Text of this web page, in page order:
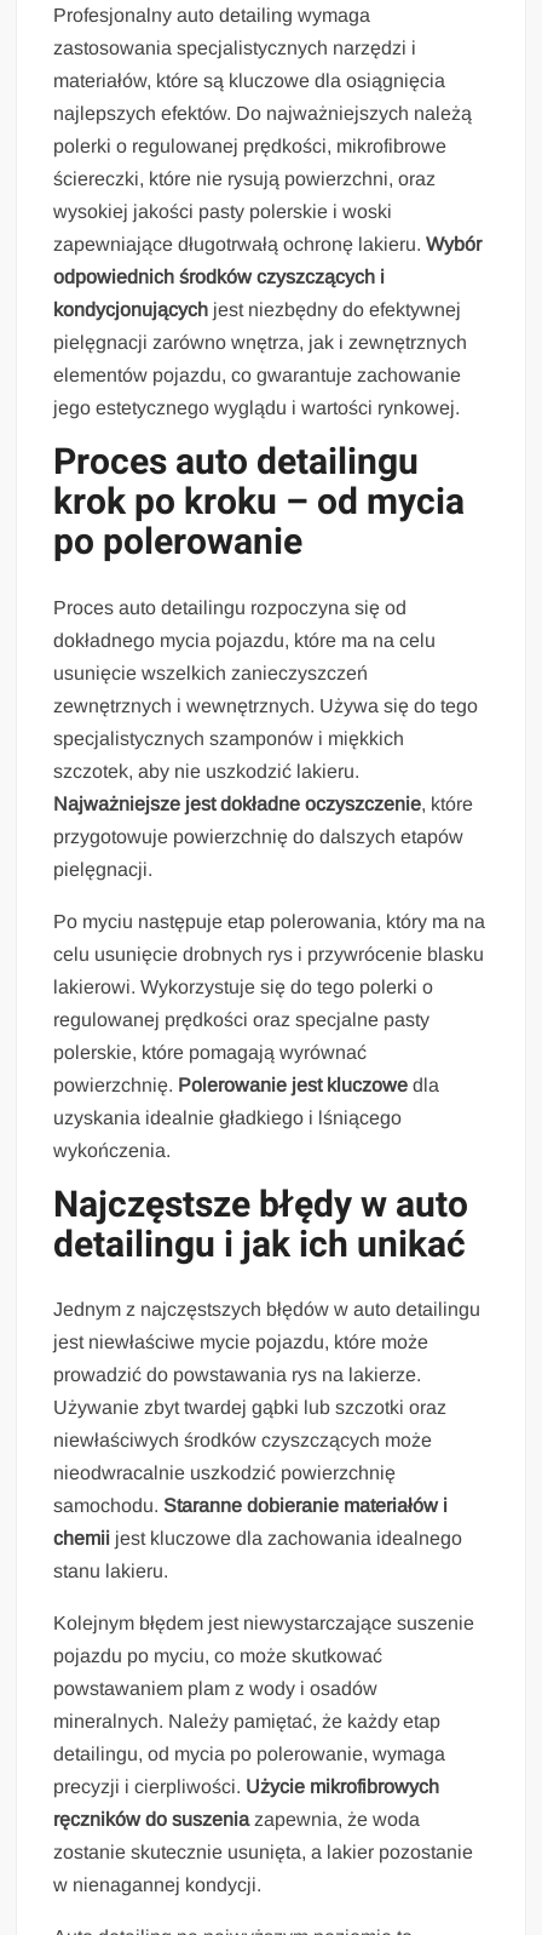
Profesjonalny auto detailing wymaga
zastosowania specjalistycznych narzędzi i
materiałów, które są kluczowe dla osiągnięcia
najlepszych efektów. Do najważniejszych należą
polerki o regulowanej prędkości, mikrofibrowe
ściereczki, które nie rysują powierzchni, oraz
wysokiej jakości pasty polerskie i woski
zapewniające długotrwałą ochronę lakieru.Wybór
odpowiednich środków czyszczących i
kondycjonujących jest niezbędny do efektywnej
pielęgnacji zarówno wnętrza, jak i zewnętrznych
elementów pojazdu, co gwarantuje zachowanie
jego estetycznego wyglądu i wartości rynkowej.
Proces auto detailingu
krok po kroku – od mycia
po polerowanie
Proces auto detailingu rozpoczyna się od
dokładnego mycia pojazdu, które ma na celu
usunięcie wszelkich zanieczyszczeń
zewnętrznych i wewnętrznych. Używa się do tego
specjalistycznych szamponów i miękkich
szczotek, aby nie uszkodzić lakieru.
Najważniejsze jest dokładne oczyszczenie, które
przygotowuje powierzchnię do dalszych etapów
pielęgnacji.
Po myciu następuje etap polerowania, który ma na
celu usunięcie drobnych rys i przywrócenie blasku
lakierowi. Wykorzystuje się do tego polerki o
regulowanej prędkości oraz specjalne pasty
polerskie, które pomagają wyrównać
powierzchnię. Polerowanie jest kluczowe dla
uzyskania idealnie gładkiego i lśniącego
wykończenia.
Najczęstsze błędy w auto
detailingu i jak ich unikać
Jednym z najczęstszych błędów w auto detailingu
jest niewłaściwe mycie pojazdu, które może
prowadzić do powstawania rys na lakierze.
Używanie zbyt twardej gąbki lub szczotki oraz
niewłaściwych środków czyszczących może
nieodwracalnie uszkodzić powierzchnię
samochodu. Staranne dobieranie materiałów i
chemii jest kluczowe dla zachowania idealnego
stanu lakieru.
Kolejnym błędem jest niewystarczające suszenie
pojazdu po myciu, co może skutkować
powstawaniem plam z wody i osadów
mineralnych. Należy pamiętać, że każdy etap
detailingu, od mycia po polerowanie, wymaga
precyzji i cierpliwości. Użycie mikrofibrowych
ręczników do suszeniazapewnia, że woda
zostanie skutecznie usunięta, a lakier pozostanie
w nienagannej kondycji.